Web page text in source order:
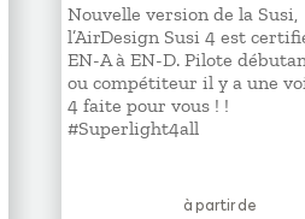
Nouvelle version de la Susi,
l’AirDesign Susi 4 est
EN-A à EN-D. Pilote
ou compétiteur il y a une
4 faite pour vous ! !
#Superlight4all
à partir de